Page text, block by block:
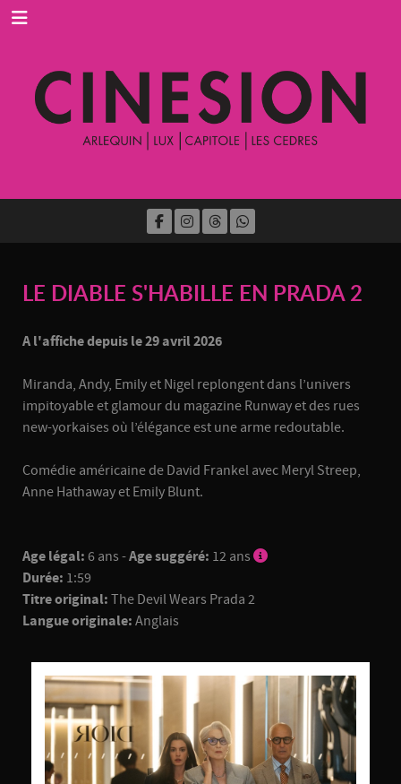
LE DIABLE S'HABILLE EN PRADA 2
A l'affiche depuis le 29 avril 2026
Miranda, Andy, Emily et Nigel replongent dans l’univers
impitoyable et glamour du magazine Runway et des rues
new-yorkaises où l’élégance est une arme redoutable.
Comédie américaine de David Frankel avec Meryl Streep,
Anne Hathaway et Emily Blunt.
Age légal: 6 ans -Age suggéré: 12 ans
Durée: 1:59
Titre original: The Devil Wears Prada 2
Langue originale: Anglais